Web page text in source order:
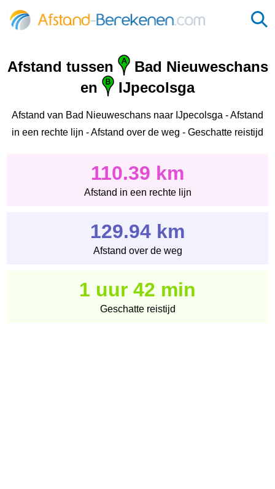
Afstand tussen
Bad Nieuweschans
en
IJpecolsga
Afstand van Bad Nieuweschans naar IJpecolsga - Afstand
in een rechte lijn - Afstand over de weg - Geschatte reistijd
110.39 km
Afstand in een rechte lijn
129.94 km
Afstand over de weg
1 uur 42 min
Geschatte reistijd